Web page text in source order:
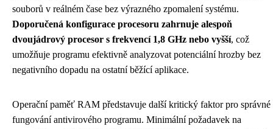
souborů v reálném čase bez výrazného zpomalení systému.
Doporučená konfigurace procesoru zahrnuje alespoň
dvoujádrový procesor s frekvencí 1,8 GHz nebo vyšší, což
umožňuje programu efektivně analyzovat potenciální hrozby bez
negativního dopadu na ostatní běžící aplikace.
Operační paměť RAM představuje další kritický faktor pro správné
fungování antivirového programu. Minimální požadavek na